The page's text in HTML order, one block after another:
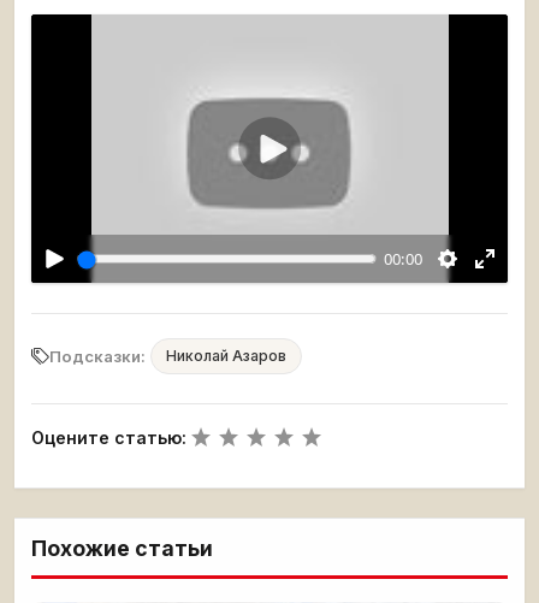
00:00
Воспроизвести
Подсказки: Николай Азаров
Оцените статью:
Похожие статьи